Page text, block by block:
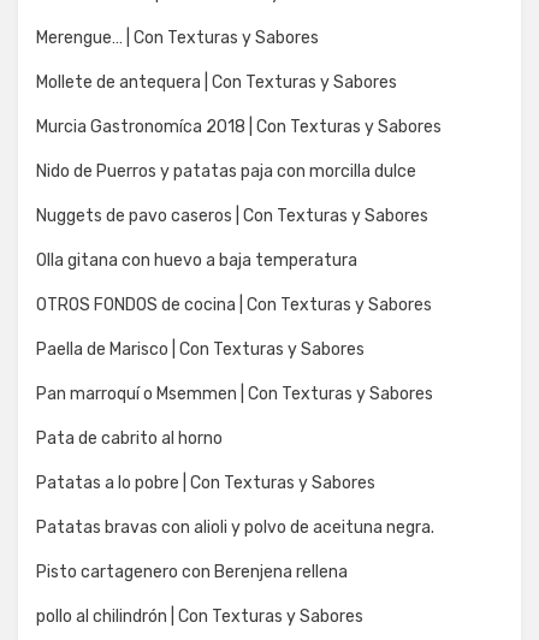
Merengue… | Con Texturas y Sabores
Mollete de antequera | Con Texturas y Sabores
Murcia Gastronomíca 2018 | Con Texturas y Sabores
Nido de Puerros y patatas paja con morcilla dulce
Nuggets de pavo caseros | Con Texturas y Sabores
Olla gitana con huevo a baja temperatura
OTROS FONDOS de cocina | Con Texturas y Sabores
Paella de Marisco | Con Texturas y Sabores
Pan marroquí o Msemmen | Con Texturas y Sabores
Pata de cabrito al horno
Patatas a lo pobre | Con Texturas y Sabores
Patatas bravas con alioli y polvo de aceituna negra.
Pisto cartagenero con Berenjena rellena
pollo al chilindrón | Con Texturas y Sabores